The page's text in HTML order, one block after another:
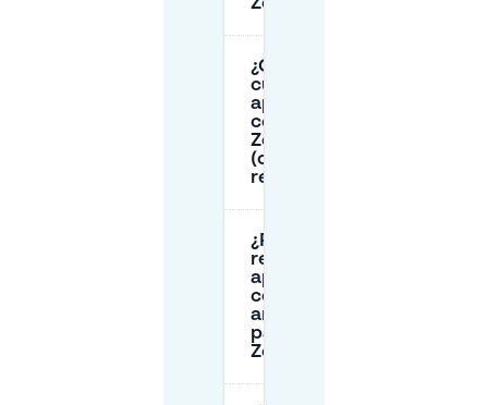
Zeezicht?
¿Cuánto
cuesta
aparcar
cerca de
Zeezicht
(calle vs
reservado)?
¿Puedo
reservar
aparcamiento
con
antelación
para
Zeezicht?